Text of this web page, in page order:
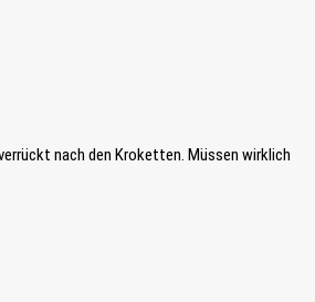
5 sur 5 étoiles
nach den Kroketten. Müssen wirklich